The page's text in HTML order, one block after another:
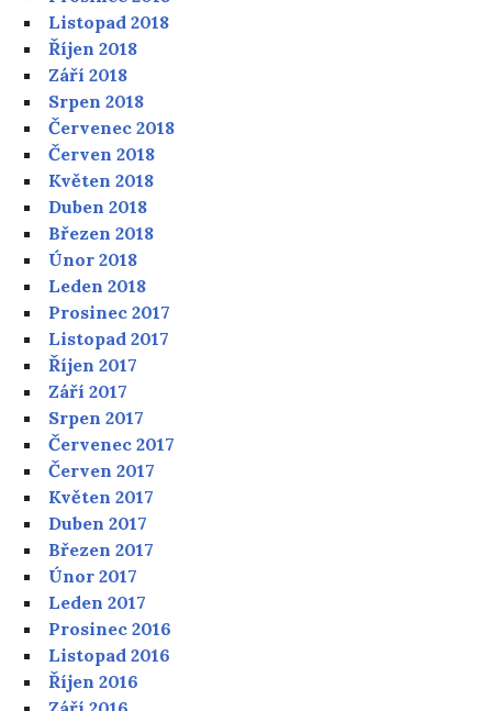
Listopad 2018
Říjen 2018
Září 2018
Srpen 2018
Červenec 2018
Červen 2018
Květen 2018
Duben 2018
Březen 2018
Únor 2018
Leden 2018
Prosinec 2017
Listopad 2017
Říjen 2017
Září 2017
Srpen 2017
Červenec 2017
Červen 2017
Květen 2017
Duben 2017
Březen 2017
Únor 2017
Leden 2017
Prosinec 2016
Listopad 2016
Říjen 2016